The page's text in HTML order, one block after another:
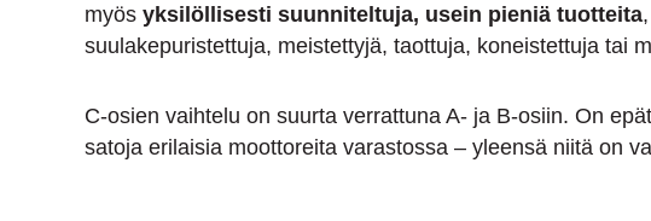
myös yksilöllisesti suunniteltuja, usein pieniä tuotteita
suulakepuristettuja, meistettyjä, taottuja, koneistettuja tai
C-osien vaihtelu on suurta verrattuna A- ja B-osiin. On
satoja erilaisia moottoreita varastossa – yleensä niitä on